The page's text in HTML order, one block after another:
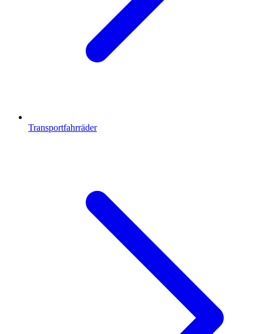
Transportfahrräder